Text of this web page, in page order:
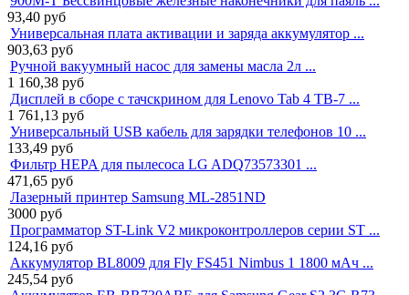
93,40 руб
Универсальная плата активации и заряда аккумулятор ...
903,63 руб
Ручной вакуумный насос для замены масла 2л ...
1 160,38 руб
Дисплей в сборе с тачскрином для Lenovo Tab 4 TB-7 ...
1 761,13 руб
Универсальный USB кабель для зарядки телефонов 10 ...
133,49 руб
Фильтр HEPA для пылесоса LG ADQ73573301 ...
471,65 руб
Лазерный принтер Samsung ML-2851ND
3000 руб
Программатор ST-Link V2 микроконтроллеров серии ST ...
124,16 руб
Аккумулятор BL8009 для Fly FS451 Nimbus 1 1800 мАч ...
245,54 руб